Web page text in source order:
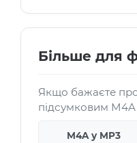
Більше для
Якщо бажаєте
підсумковим
M4A у MP3